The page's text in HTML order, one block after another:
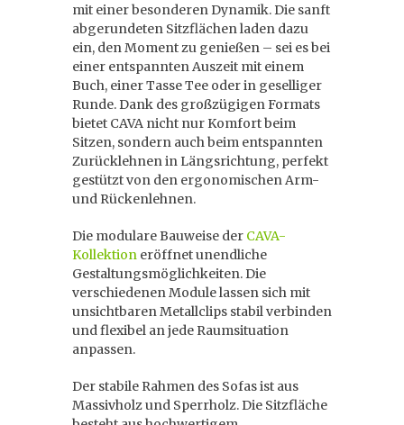
mit einer besonderen Dynamik. Die sanft
abgerundeten Sitzflächen laden dazu
ein, den Moment zu genießen – sei es bei
einer entspannten Auszeit mit einem
Buch, einer Tasse Tee oder in geselliger
Runde. Dank des großzügigen Formats
bietet CAVA nicht nur Komfort beim
Sitzen, sondern auch beim entspannten
Zurücklehnen in Längsrichtung, perfekt
gestützt von den ergonomischen Arm-
und Rückenlehnen.
Die modulare Bauweise der CAVA-
Kollektion eröffnet unendliche
Gestaltungsmöglichkeiten. Die
verschiedenen Module lassen sich mit
unsichtbaren Metallclips stabil verbinden
und flexibel an jede Raumsituation
anpassen.
Der stabile Rahmen des Sofas ist aus
Massivholz und Sperrholz. Die Sitzfläche